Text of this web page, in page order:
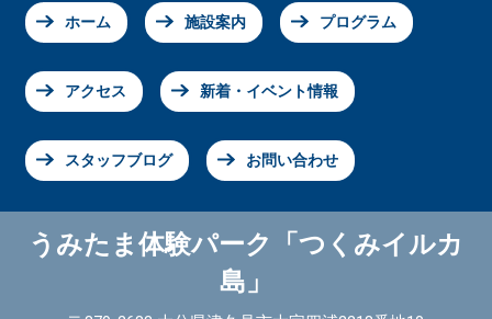
ホーム 施設案内 プログラム
アクセス 新着・イベント情報
スタッフブログ お問い合わせ
うみたま体験パーク「つくみイルカ
島」